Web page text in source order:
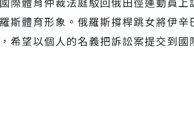
斯體育形象。俄羅斯撐桿跳女將伊
希望以個人的名義把訴訟案提交到國